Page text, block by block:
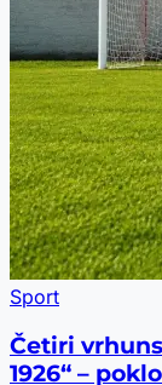
Sport
Četiri
1926“ –